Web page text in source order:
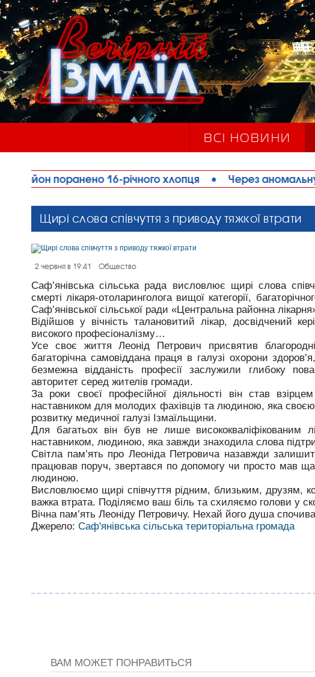
ВСІ НОВИНИ
16-річного хлопця • Через аномальну спеку на
Щирі слова співчуття з приводу тяжкої втрати
2 червня в 19:41 Общество
Саф’янівська сільська рада висловлює щирі слова
смерті лікаря-отоларинголога вищої категорії,
Саф’янівської сільської ради «Центральна районна
Відійшов у вічність талановитий лікар, досвідчений
високого професіоналізму…
Усе своє життя Леонід Петрович присвятив
багаторічна самовіддана праця в галузі охорони
безмежна відданість професії заслужили глибоку
авторитет серед жителів громади.
За роки своєї професійної діяльності він став
наставником для молодих фахівців та людиною, яка
розвитку медичної галузі Ізмаїльщини.
Для багатьох він був не лише висококваліфікованим
наставником, людиною, яка завжди знаходила слова
Світла пам’ять про Леоніда Петровича назавжди
працював поруч, звертався по допомогу чи просто мав
людиною.
Висловлюємо щирі співчуття рідним, близьким, друзям,
важка втрата. Поділяємо ваш біль та схиляємо голови у
Вічна пам’ять Леоніду Петровичу. Нехай його душа
Джерело: Саф'янівська сільська територіальна громада